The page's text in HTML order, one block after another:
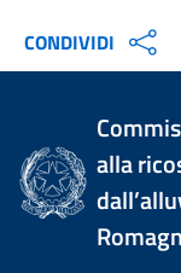
CONDIVIDI
alla